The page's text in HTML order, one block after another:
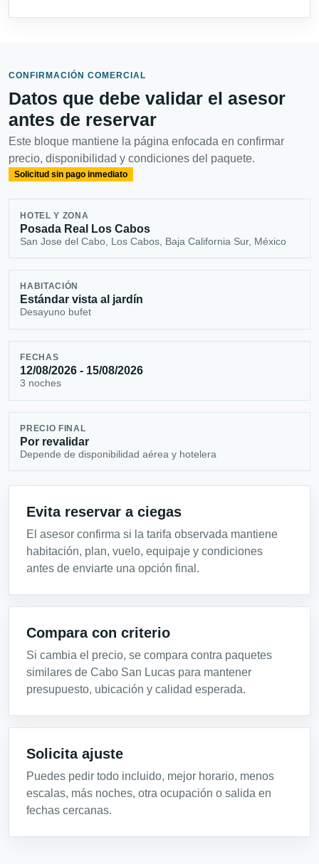
CONFIRMACIÓN COMERCIAL
Datos que debe validar el asesor
antes de reservar
Este bloque mantiene la página enfocada en confirmar
precio, disponibilidad y condiciones del paquete.
Solicitud sin pago inmediato
HOTEL Y ZONA
Posada Real Los Cabos
San Jose del Cabo, Los Cabos, Baja California Sur, México
HABITACIÓN
Estándar vista al jardín
Desayuno bufet
FECHAS
12/08/2026 - 15/08/2026
3 noches
PRECIO FINAL
Por revalidar
Depende de disponibilidad aérea y hotelera
Evita reservar a ciegas
El asesor confirma si la tarifa observada mantiene
habitación, plan, vuelo, equipaje y condiciones
antes de enviarte una opción final.
Compara con criterio
Si cambia el precio, se compara contra paquetes
similares de Cabo San Lucas para mantener
presupuesto, ubicación y calidad esperada.
Solicita ajuste
Puedes pedir todo incluido, mejor horario, menos
escalas, más noches, otra ocupación o salida en
fechas cercanas.